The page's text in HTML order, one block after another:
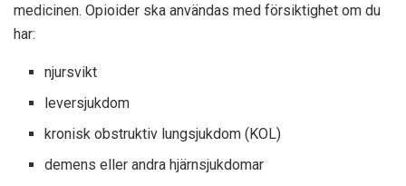
medicinen. Opioider ska användas med försiktighet om du
har:
njursvikt
leversjukdom
kronisk obstruktiv lungsjukdom (KOL)
demens eller andra hjärnsjukdomar